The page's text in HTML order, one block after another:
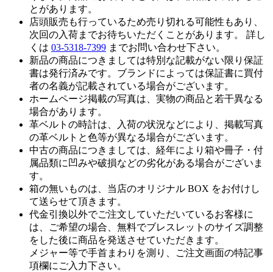
とがあります。
店頭販売も行っているため売り切れる可能性もあり、
次回の入荷までお待ちいただくことがあります。 詳し
くは 03-5318-7399 までお問い合わせ下さい。
新品の商品につきましては特別な記載がない限り保証
書は発行済みです。ブランドによっては保証書に買付
者の名義が記載されている場合がございます。
ホームページ掲載の写真は、実物の商品と若干異なる
場合があります。
革ベルトの時計は、入荷の状況などにより、掲載写真
の革ベルトと色等が異なる場合がございます。
中古の商品につきましては、経年により箱や冊子・付
属品類に凹みや破損などの劣化がある場合がございま
す。
箱の無いものは、当店のオリジナル BOX をお付けし
て送らせて頂きます。
代金引換以外でご注文していただいているお客様に
は、ご希望の場合、無料でブレスレットのサイズ調整
をした後に商品を発送させていただきます。
メジャー等で手首まわりを測り、ご注文画面の特記事
項欄にご入力下さい。